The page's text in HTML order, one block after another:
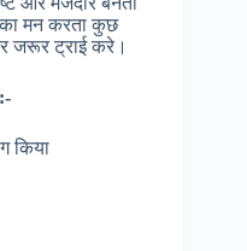
मन करता कुछ
जरूर ट्राई करे।
किया